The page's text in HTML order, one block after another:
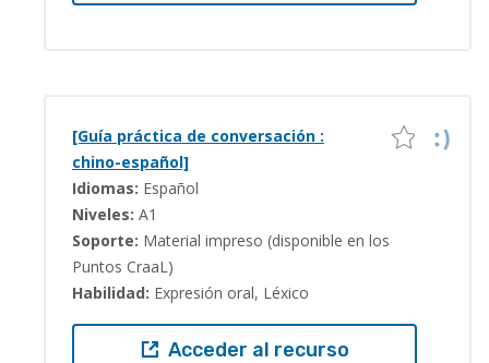
[Guía práctica de conversación :
chino-español]
Idiomas: Español
Niveles: A1
Soporte: Material impreso (disponible en los
Puntos CraaL)
Habilidad: Expresión oral, Léxico
Acceder al recurso